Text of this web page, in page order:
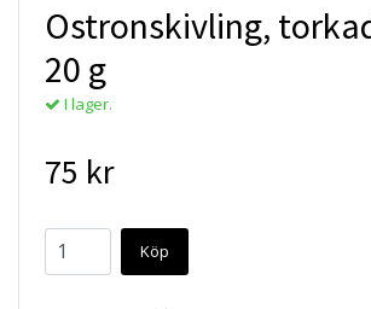
Ostronskivling,
20 g
I lager.
75 kr
Köp